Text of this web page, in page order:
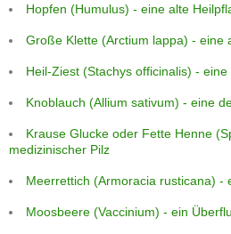
Hopfen (Humulus) - eine alte
Große Klette (Arctium lappa) - eine
Heil-Ziest (Stachys officinalis) -
Knoblauch (Allium sativum) - eine
Krause Glucke oder Fette Henne
medizinischer Pilz
Meerrettich (Armoracia rusticana) -
Moosbeere (Vaccinium) - ein